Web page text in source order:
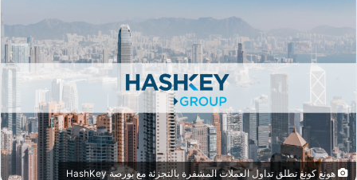
هونغ كونغ تطلق تداول العملات المشفرة بالتجزئة مع بورصة HashKey